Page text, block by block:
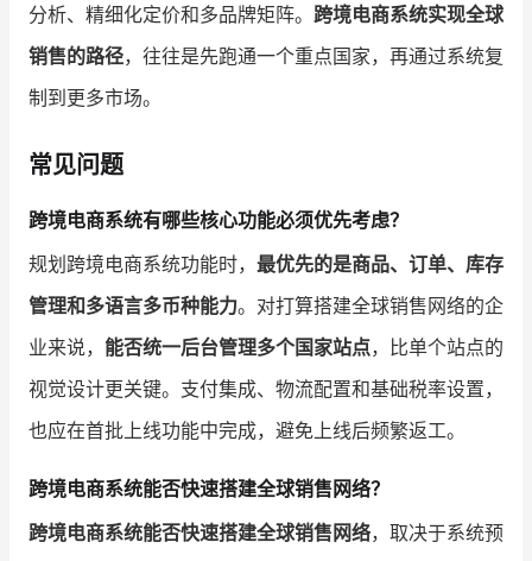
分析、精细化定价和多品牌矩阵。 跨境电商系统实现全球
销售的路径，往往是先跑通一个重点国家，再通过系统复
制到更多市场。
常见问题
跨境电商系统有哪些核心功能必须优先考虑？
规划跨境电商系统功能时， 最优先的是商品、订单、库存
管理和多语言多币种能力。对打算搭建全球销售网络的企
业来说， 能否统一后台管理多个国家站点，比单个站点的
视觉设计更关键。支付集成、物流配置和基础税率设置，
也应在首批上线功能中完成，避免上线后频繁返工。
跨境电商系统能否快速搭建全球销售网络？
跨境电商系统能否快速搭建全球销售网络，取决于系统预